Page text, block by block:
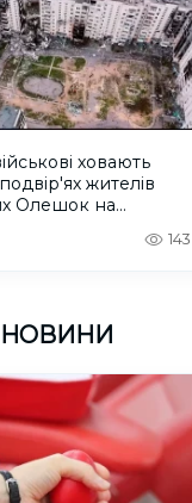
ховають
жителів
Олешок на
143
НОВИНИ